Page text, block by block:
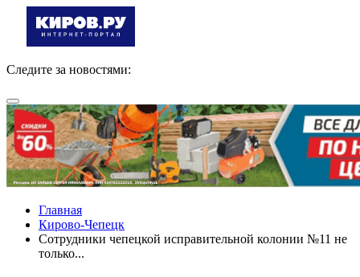
Следите за новостями:
Главная
Кирово-Чепецк
Сотрудники чепецкой исправительной колонии №11 не
только...